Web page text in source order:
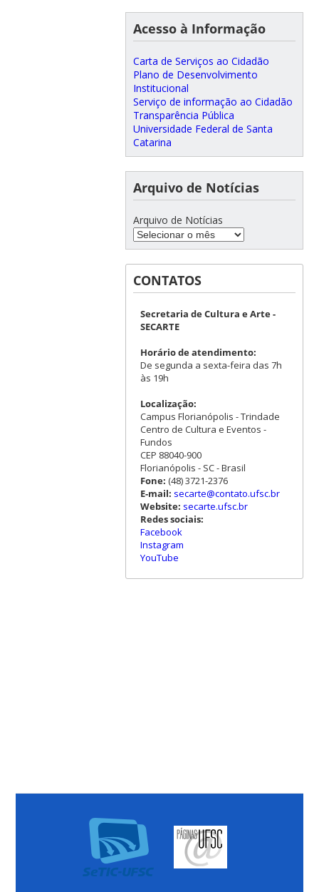
Acesso à Informação
Carta de Serviços ao Cidadão
Plano de Desenvolvimento
Institucional
Serviço de informação ao Cidadão
Transparência Pública
Universidade Federal de Santa
Catarina
Arquivo de Notícias
Arquivo de Notícias
CONTATOS
Secretaria de Cultura e Arte -
SECARTE
Horário de atendimento:
De segunda a sexta-feira das 7h
às 19h
Localização:
Campus Florianópolis - Trindade
Centro de Cultura e Eventos -
Fundos
CEP 88040-900
Florianópolis - SC - Brasil
Fone: (48) 3721-2376
E-mail: secarte@contato.ufsc.br
Website: secarte.ufsc.br
Redes sociais:
Facebook
Instagram
YouTube